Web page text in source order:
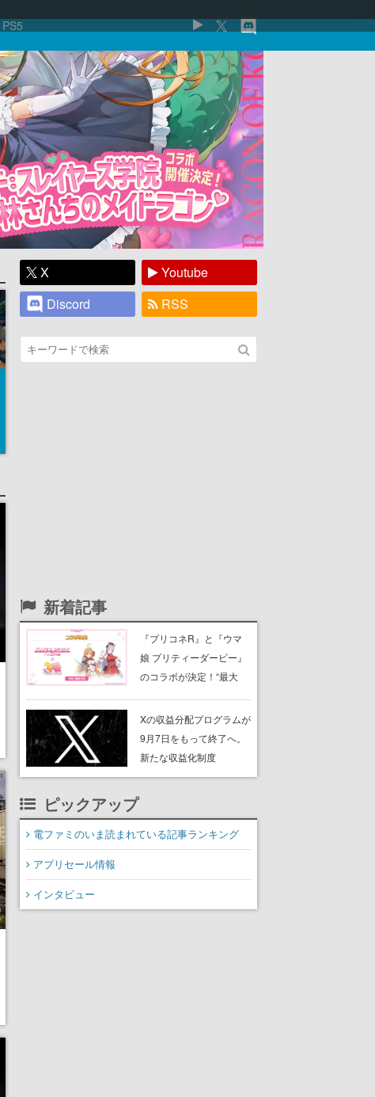
PS5
X
Youtube
Discord
RSS
新着記事
『プリコネR』と『ウマ
娘 プリティーダービー』
のコラボが決定！“最大
ンペーンなども発表
Xの収益分配プログラムが
9月7日をもって終了へ。
新たな収益化制度
「Original Content
ピックアップ
電ファミのいま読まれている記事ランキング
アプリセール情報
インタビュー